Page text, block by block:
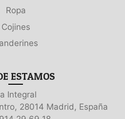
Ropa
Cojines
ESTAMOS
Integral
28014 Madrid, España